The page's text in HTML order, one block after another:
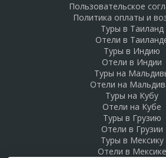
Пользовательское
Политика оплаты и
Туры в Таиланд
Отели в
Туры в Индию
Отели в Индии
Туры на
Отели на
Туры на Кубу
Отели на Кубе
Туры в Грузию
Отели в Грузии
Туры в Мексику
Отели в Мексике